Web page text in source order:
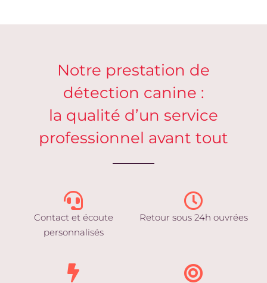
Notre prestation de
détection canine :
la qualité d’un service
professionnel avant tout
Contact et écoute
personnalisés
Retour sous 24h ouvrées